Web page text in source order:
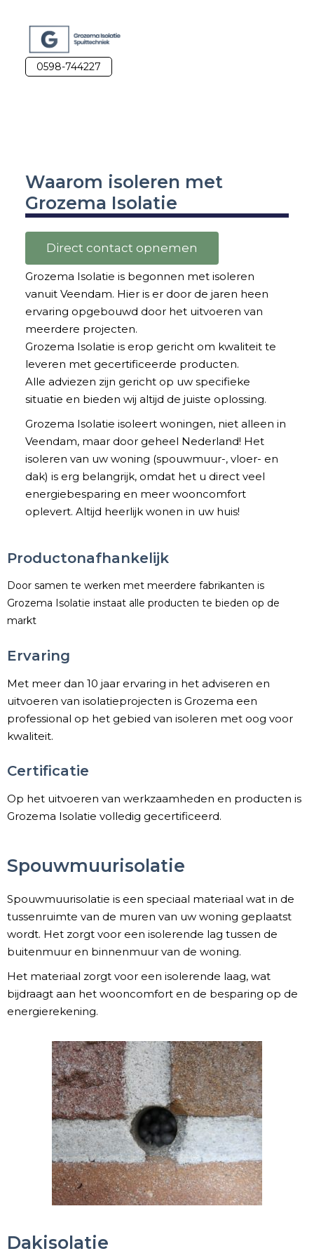
0598-744227
Waarom isoleren met
Grozema Isolatie
Direct contact opnemen
Grozema Isolatie is begonnen met isoleren
vanuit Veendam. Hier is er door de jaren heen
ervaring opgebouwd door het uitvoeren van
meerdere projecten.
Grozema Isolatie is erop gericht om kwaliteit te
leveren met gecertificeerde producten.
Alle adviezen zijn gericht op uw specifieke
situatie en bieden wij altijd de juiste oplossing.
Grozema Isolatie isoleert woningen, niet alleen in
Veendam, maar door geheel Nederland! Het
isoleren van uw woning (spouwmuur-, vloer- en
dak) is erg belangrijk, omdat het u direct veel
energiebesparing en meer wooncomfort
oplevert. Altijd heerlijk wonen in uw huis!​
Productonafhankelijk​
Door samen te werken met meerdere fabrikanten is
Grozema Isolatie instaat alle producten te bieden op de
markt
Ervaring
Met meer dan 10 jaar ervaring in het adviseren en
uitvoeren van isolatieprojecten is Grozema een
professional op het gebied van isoleren met oog voor
kwaliteit.
Certificatie​
Op het uitvoeren van werkzaamheden en producten is
Grozema Isolatie volledig gecertificeerd.​
Spouwmuurisolatie
Spouwmuurisolatie is een speciaal materiaal wat in de
tussenruimte van de muren van uw woning geplaatst
wordt. Het zorgt voor een isolerende lag tussen de
buitenmuur en binnenmuur van de woning.
Het materiaal zorgt voor een isolerende laag, wat
bijdraagt aan het wooncomfort en de besparing op de
energierekening.​
Dakisolatie